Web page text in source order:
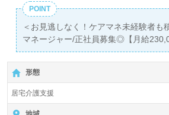
POINT
＜お見逃しなく！ケアマネ未経験者
マネージャー/正社員募集◎【月給
賞与2回】
＊介護支援専門員、主任介護支援専門
＊『牧落駅』徒歩11分。お車通勤可能
『ケアプラン元気づくり』有限会社南
形態
居宅介護支援